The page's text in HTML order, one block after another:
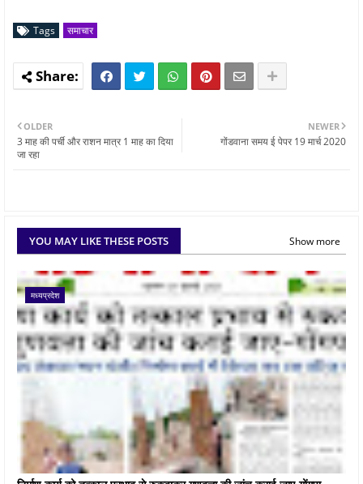
Tags समाचार
NEWER
गोंडवाना समय ई पेपर 19 मार्च 2020
OLDER
3 माह की पर्ची और राशन मात्र 1 माह का दिया
जा रहा
YOU MAY LIKE THESE POSTS Show more
मध्यप्रदेश